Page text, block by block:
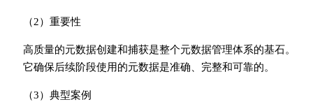
（2）重要性
高质量的元数据创建和捕获是整个元数据管理体系的基石。
它确保后续阶段使用的元数据是准确、完整和可靠的。
（3）典型案例